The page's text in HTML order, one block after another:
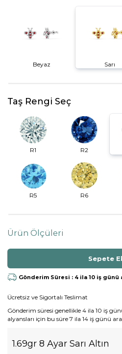
Beyaz Sarı
Taş Rengi Seç
R1 R2
R5 R6
Ürün Ölçüleri
Gönderim Süresi : 4 ila 10 iş günü
Ücretsiz ve Sigortalı Teslimat
Gönderim süresi genellikle 4 ila 10 iş
alyansları için bu süre 7 ila 14 iş günü
1.69gr 8 Ayar Sarı Altın